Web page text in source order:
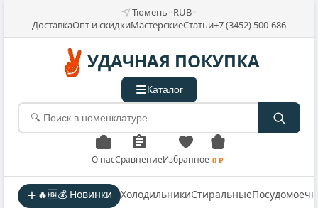
Тюмень RUB
ДоставкаОпт и скидкиМастерскиеСтатьи+7 (3452) 500-686
УДАЧНАЯ ПОКУПКА
Каталог
О насСравнениеИзбранное 0 ₽
🔥🆕💰 Новинки ХолодильникиСтиральные